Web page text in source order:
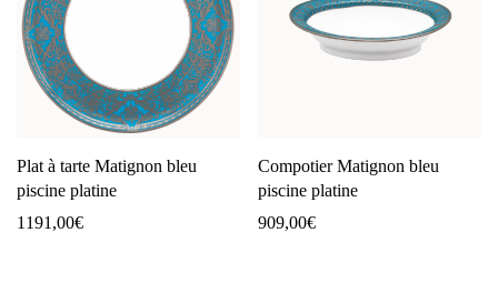
Plat à tarte Matignon bleu
piscine platine
1191,00€
Compotier Matignon bleu
piscine platine
909,00€